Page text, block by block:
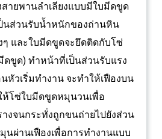
ายพานลำเลียงแบบมีใบมีดขูด
ป็นส่วนรับน้ำหนักของถ่านหิน
ๆ และใบมีดขูดจะยึดติดกับโซ่
ดขูด) ทำหน้าที่เป็นส่วนรับแรง
หัวเริ่มทำงาน จะทำให้เฟืองบน
ห้โซ่ใบมีดขูดหมุนวนเพื่อ
างจนกระทั่งถูกขนถ่ายไปยังส่วน
ผ่านเฟืองเพื่อการทำงานแบบ